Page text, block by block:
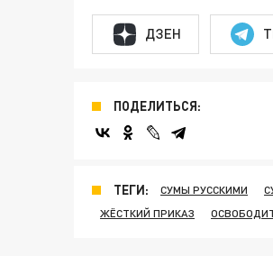
ДЗЕН
ПОДЕЛИТЬСЯ:
ТЕГИ: СУМЫ РУССКИМИ
ЖЁСТКИЙ ПРИКАЗ